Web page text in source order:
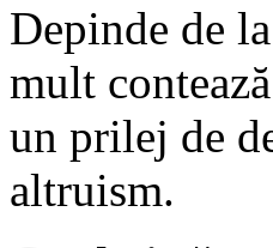
Depinde de
mult
un prilej de
altruism.